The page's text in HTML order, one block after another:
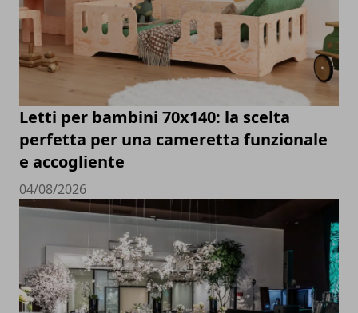
Letti per bambini 70x140: la scelta
perfetta per una cameretta funzionale
e accogliente
04/08/2026